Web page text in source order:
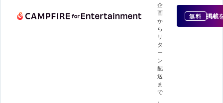
企
画
か
ら
リ
タ
ー
ン
配
送
ま
で
無料 掲載